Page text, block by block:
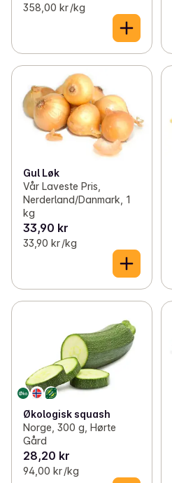
358,00 kr /kg
Gul Løk
Vår Laveste Pris,
Nerderland/Danmark, 1
kg
33,90 kr
33,90 kr /kg
Økologisk squash
Norge, 300 g, Hørte
Gård
28,20 kr
94,00 kr /kg